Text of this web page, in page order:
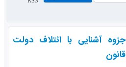
جزوه آشنایی با ائتلاف دولت
قانون